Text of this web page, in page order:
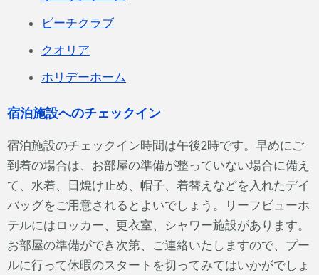
ビーチクラブ
クオリア
ホリデーホーム
宿泊施設へのチェックイン
宿泊施設のチェックイン時間は午後2時です。早めにご
到着の場合は、お部屋の準備が整っていない場合に備え
て、水着、日焼け止め、帽子、着替えなどを入れたデイ
バッグをご用意されるとよいでしょう。リーフビューホ
テルにはロッカー、更衣室、シャワー施設があります。
お部屋の準備ができ次第、ご連絡いたしますので、プー
ルに行って休暇のスタートを切ってみてはいかがでしょ